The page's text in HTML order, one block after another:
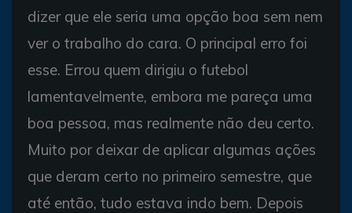
dizer que ele seria uma opção boa sem nem
ver o trabalho do cara. O principal erro foi
esse. Errou quem dirigiu o futebol
lamentavelmente, embora me pareça uma
boa pessoa, mas realmente não deu certo.
Muito por deixar de aplicar algumas ações
que deram certo no primeiro semestre, que
até então, tudo estava indo bem. Depois